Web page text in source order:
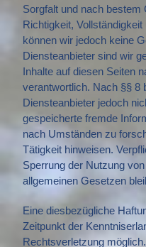
Sorgfalt und nach
Richtigkeit,
können wir jedoch keine
Diensteanbieter sind wir
Inhalte auf diesen Seiten
verantwortlich. Nach §§ 8
Diensteanbieter jedoch
gespeicherte fremde
nach Umständen zu
Tätigkeit hinweisen.
Sperrung der Nutzung
allgemeinen Gesetzen
Eine diesbezügliche
Zeitpunkt der
Rechtsverletzung